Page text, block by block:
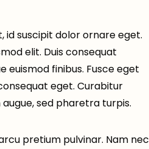
id suscipit dolor ornare eget.
elit. Duis consequat
euismod finibus. Fusce eget
eget. Curabitur
sed pharetra turpis.
pretium pulvinar. Nam nec